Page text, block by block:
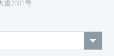
道2001号